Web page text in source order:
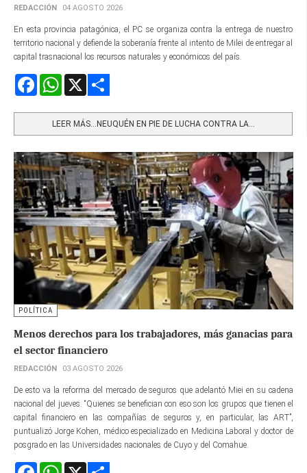
REDACCIÓN 04 AGOSTO 2026
En esta provincia patagónica, el PC se organiza contra la entrega de nuestro
territorio nacional y defiende la soberanía frente al intento de Milei de entregar al
capital trasnacional los recursos naturales y económicos del país.
FacebookWhatsApp
LEER MÁS…NEUQUÉN EN PIE DE LUCHA CONTRA LA...
POLÍTICA
Menos derechos para los trabajadores, más ganacias para
el sector financiero
REDACCIÓN 03 AGOSTO 2026
De esto va la reforma del mercado de seguros que adelantó Miei en su cadena
nacional del jueves. “Quienes se benefician con eso son los grupos que tienen el
capital financiero en las compañías de seguros y, en particular, las ART”,
puntualizó Jorge Kohen, médico especializado en Medicina Laboral y doctor de
posgrado en las Universidades nacionales de Cuyo y del Comahue.
FacebookWhatsApp